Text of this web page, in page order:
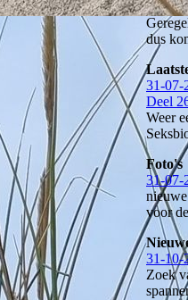
dus
31-07-
Deel
Weer
Foto's
31-07-
voor
31-10-
Zoek